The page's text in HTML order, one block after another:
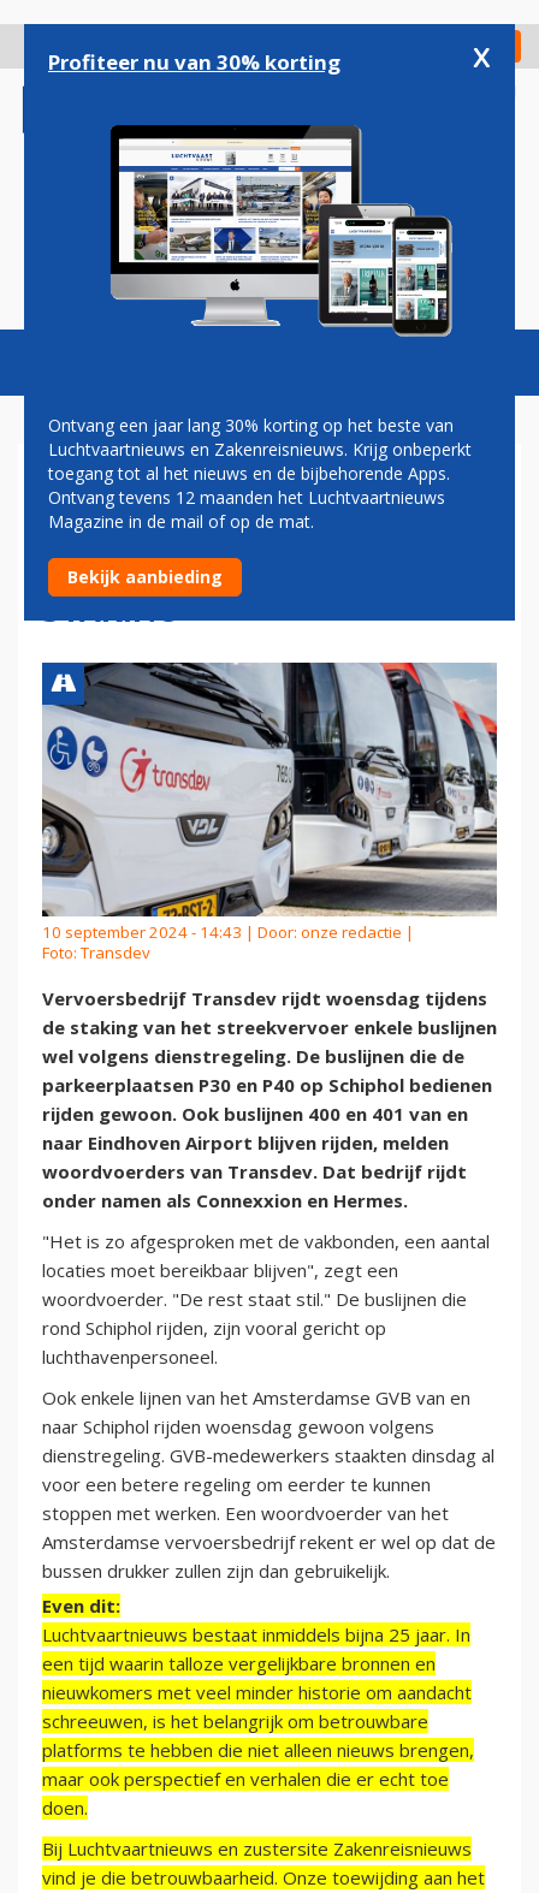
gaan
Check in
Magazine Podcasts Vacatures
BUSSEN ROND SCHIPHOL EN
EINDHOVEN AIRPORT RIJDEN
WOENSDAG ONDANKS
STAKING
10 september 2024 - 14:43 | Door: onze redactie |
Foto: Transdev
Vervoersbedrijf Transdev rijdt woensdag tijdens
de staking van het streekvervoer enkele buslijnen
wel volgens dienstregeling. De buslijnen die de
parkeerplaatsen P30 en P40 op Schiphol bedienen
rijden gewoon. Ook buslijnen 400 en 401 van en
naar Eindhoven Airport blijven rijden, melden
woordvoerders van Transdev. Dat bedrijf rijdt
onder namen als Connexxion en Hermes.
"Het is zo afgesproken met de vakbonden, een aantal
locaties moet bereikbaar blijven", zegt een
woordvoerder. "De rest staat stil." De buslijnen die
rond Schiphol rijden, zijn vooral gericht op
luchthavenpersoneel.
Ook enkele lijnen van het Amsterdamse GVB van en
naar Schiphol rijden woensdag gewoon volgens
dienstregeling. GVB-medewerkers staakten dinsdag al
voor een betere regeling om eerder te kunnen
stoppen met werken. Een woordvoerder van het
Amsterdamse vervoersbedrijf rekent er wel op dat de
bussen drukker zullen zijn dan gebruikelijk.
Even dit:
Luchtvaartnieuws bestaat inmiddels bijna 25 jaar. In
een tijd waarin talloze vergelijkbare bronnen en
nieuwkomers met veel minder historie om aandacht
schreeuwen, is het belangrijk om betrouwbare
platforms te hebben die niet alleen nieuws brengen,
maar ook perspectief en verhalen die er echt toe
doen.
Bij Luchtvaartnieuws en zustersite Zakenreisnieuws
vind je die betrouwbaarheid. Onze toewijding aan het
Profiteer nu van 30% korting x
Ontvang een jaar lang 30% korting op het beste van
Luchtvaartnieuws en Zakenreisnieuws. Krijg onbeperkt
toegang tot al het nieuws en de bijbehorende Apps.
Ontvang tevens 12 maanden het Luchtvaartnieuws
Magazine in de mail of op de mat.
Bekijk aanbieding